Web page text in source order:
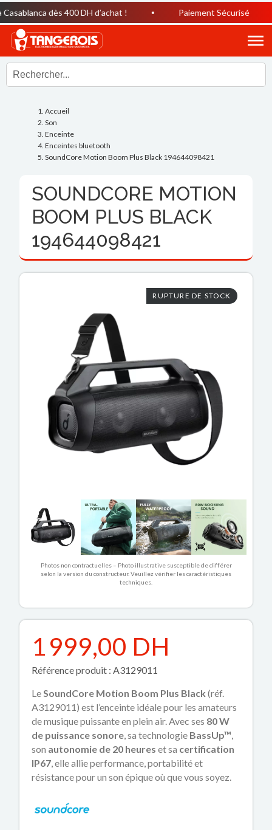
dès 400 DH d’achat ! Paiement Sécurisé
Accueil
Son
Enceinte
Enceintes bluetooth
SoundCore Motion Boom Plus Black 194644098421
SOUNDCORE MOTION
BOOM PLUS BLACK
194644098421
RUPTURE DE STOCK
Photos non contractuelles – Photo illustrative susceptible de différer
selon la version du constructeur. Veuillez vérifier les caractéristiques
techniques.
1 999,00 DH
Référence produit : A3129011
LeSoundCore Motion Boom Plus Black (réf.
A3129011) est l’enceinte idéale pour les amateurs
de musique puissante en plein air. Avec ses 80 W
de puissance sonore, sa technologie BassUp™,
son autonomie de 20 heures et sa certification
IP67, elle allie performance, portabilité et
résistance pour un son épique où que vous soyez.